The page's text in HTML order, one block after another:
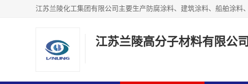
江苏兰陵高分子材料有限公司